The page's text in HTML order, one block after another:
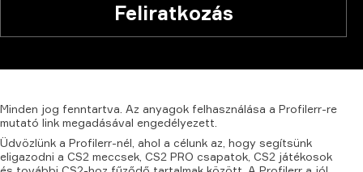
Feliratkozás
Minden jog fenntartva. Az anyagok felhasználása a Profilerr-re
mutató link megadásával engedélyezett.
Üdvözlünk a Profilerr-nél, ahol a célunk az, hogy segítsünk
eligazodni a CS2 meccsek, CS2 PRO csapatok, CS2 játékosok